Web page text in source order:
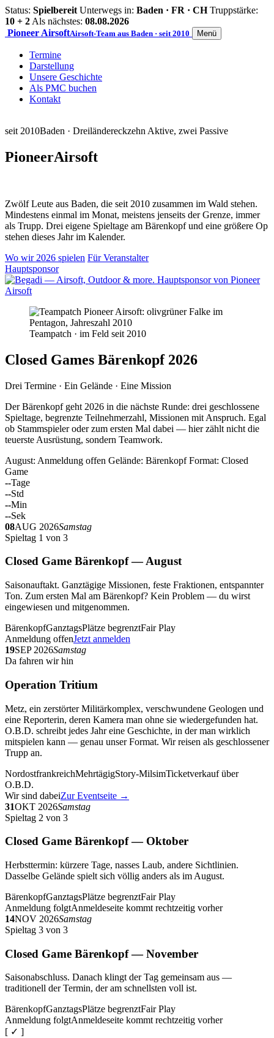
Status: Spielbereit Unterwegs in: Baden · FR · CH Truppstärke:
10 + 2 Als nächstes: 08.08.2026
Pioneer AirsoftAirsoft-Team aus Baden · seit 2010 Menü
Termine
Darstellung
Unsere Geschichte
Als PMC buchen
Kontakt
seit 2010Baden · Dreiländereckzehn Aktive, zwei Passive
PioneerAirsoft
Zwölf Leute aus Baden, die seit 2010 zusammen im Wald stehen.
Mindestens einmal im Monat, meistens jenseits der Grenze, immer
als Trupp. Drei eigene Spieltage am Bärenkopf und eine größere Op
stehen dieses Jahr im Kalender.
Wo wir 2026 spielen Für Veranstalter
Hauptsponsor
Teampatch · im Feld seit 2010
Closed Games Bärenkopf 2026
Drei Termine · Ein Gelände · Eine Mission
Der Bärenkopf geht 2026 in die nächste Runde: drei geschlossene
Spieltage, begrenzte Teilnehmerzahl, Missionen mit Anspruch. Egal
ob Stammspieler oder zum ersten Mal dabei — hier zählt nicht die
teuerste Ausrüstung, sondern Teamwork.
August: Anmeldung offen Gelände: Bärenkopf Format: Closed
Game
--Tage
--Std
--Min
--Sek
08AUG 2026Samstag
Spieltag 1 von 3
Closed Game Bärenkopf — August
Saisonauftakt. Ganztägige Missionen, feste Fraktionen, entspannter
Ton. Zum ersten Mal am Bärenkopf? Kein Problem — du wirst
eingewiesen und mitgenommen.
BärenkopfGanztagsPlätze begrenztFair Play
Anmeldung offenJetzt anmelden
19SEP 2026Samstag
Da fahren wir hin
Operation Tritium
Metz, ein zerstörter Militärkomplex, verschwundene Geologen und
eine Reporterin, deren Kamera man ohne sie wiedergefunden hat.
O.B.D. schreibt jedes Jahr eine Geschichte, in der man wirklich
mitspielen kann — genau unser Format. Wir reisen als geschlossener
Trupp an.
NordostfrankreichMehrtägigStory-MilsimTicketverkauf über
O.B.D.
Wir sind dabeiZur Eventseite →
31OKT 2026Samstag
Spieltag 2 von 3
Closed Game Bärenkopf — Oktober
Herbsttermin: kürzere Tage, nasses Laub, andere Sichtlinien.
Dasselbe Gelände spielt sich völlig anders als im August.
BärenkopfGanztagsPlätze begrenztFair Play
Anmeldung folgtAnmeldeseite kommt rechtzeitig vorher
14NOV 2026Samstag
Spieltag 3 von 3
Closed Game Bärenkopf — November
Saisonabschluss. Danach klingt der Tag gemeinsam aus —
traditionell der Termin, der am schnellsten voll ist.
BärenkopfGanztagsPlätze begrenztFair Play
Anmeldung folgtAnmeldeseite kommt rechtzeitig vorher
[ ✓ ]